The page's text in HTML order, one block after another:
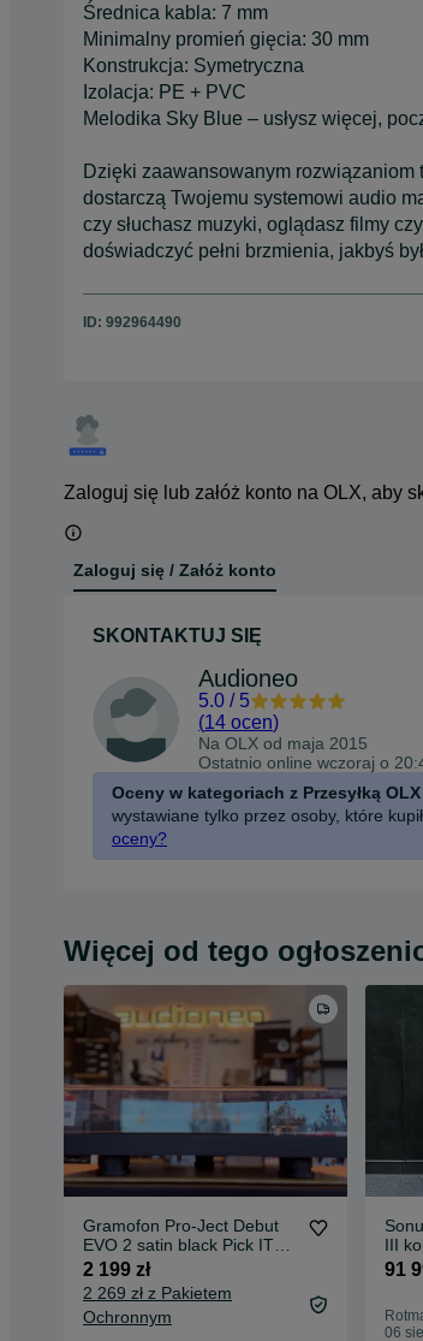
Średnica kabla: 7 mm
Minimalny promień gięcia: 30 mm
Konstrukcja: Symetryczna
Izolacja: PE + PVC
Melodika Sky Blue – usłysz więcej,
Dzięki zaawansowanym
dostarczą Twojemu systemowi audio
czy słuchasz muzyki, oglądasz filmy
doświadczyć pełni brzmienia, jakbyś
ID: 992964490
Zaloguj się lub załóż konto na OLX, aby
Zaloguj się / Załóż konto
SKONTAKTUJ SIĘ
Audioneo
5.0 / 5
(14 ocen)
Na OLX od maja 2015
Ostatnio online wczoraj o
Oceny w kategoriach z Przesyłką
wystawiane tylko przez osoby, które
oceny?
Więcej od tego
Gramofon Pro-Ject Debut
EVO 2 satin black Pick IT
MM EVO nowy OUTLET
2 199 zł
2 269 zł z Pakietem
Ochronnym
III
end
91
06